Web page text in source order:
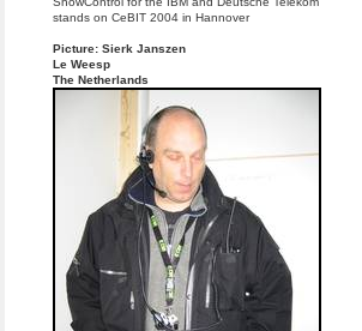
stands on CeBIT 2004 in Hannover
Picture: Sierk Janszen
Le Weesp
The Netherlands